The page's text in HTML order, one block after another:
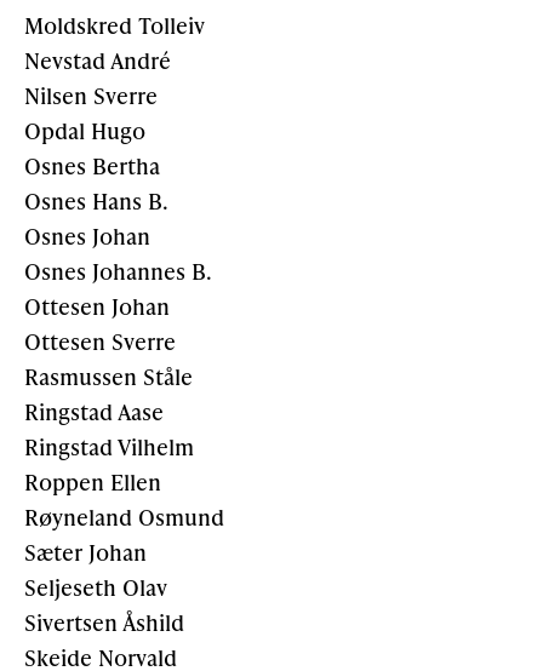
Moldskred Tolleiv
Nevstad André
Nilsen Sverre
Opdal Hugo
Osnes Bertha
Osnes Hans B.
Osnes Johan
Osnes Johannes B.
Ottesen Johan
Ottesen Sverre
Rasmussen Ståle
Ringstad Aase
Ringstad Vilhelm
Roppen Ellen
Røyne­land Osmund
Sæter Johan
Seljeseth Olav
Sivertsen Åshild
Skeide Norvald